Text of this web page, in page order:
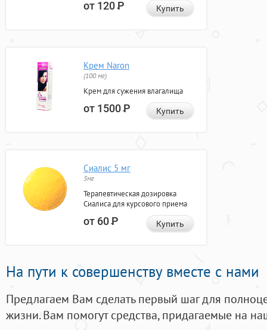
от 120Р Купить
Крем Naron
(100 мг)
Крем для сужения влагалища
от 1500Р Купить
Сиалис 5 мг
5мг
Терапевтическая дозировка
Сиалиса для курсового приема
от 60Р Купить
На пути к совершенству вместе с нами
Предлагаем Вам сделать первый шаг для
жизни. Вам помогут средства, придагаемые на